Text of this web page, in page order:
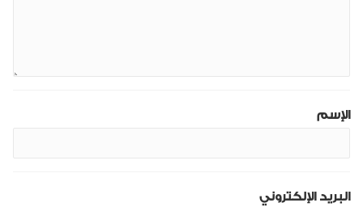
الإسم
البريد الإلكتروني